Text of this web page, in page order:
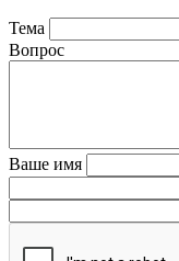
Тема
Вопрос
Ваше имя